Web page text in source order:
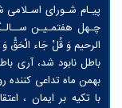
چـهل هفتمـیـن
الرحیم وَ قُلْ جَاء الْحَقُّ
بهمن ماه تداعی کننده
با تکیه بر ایمان ،